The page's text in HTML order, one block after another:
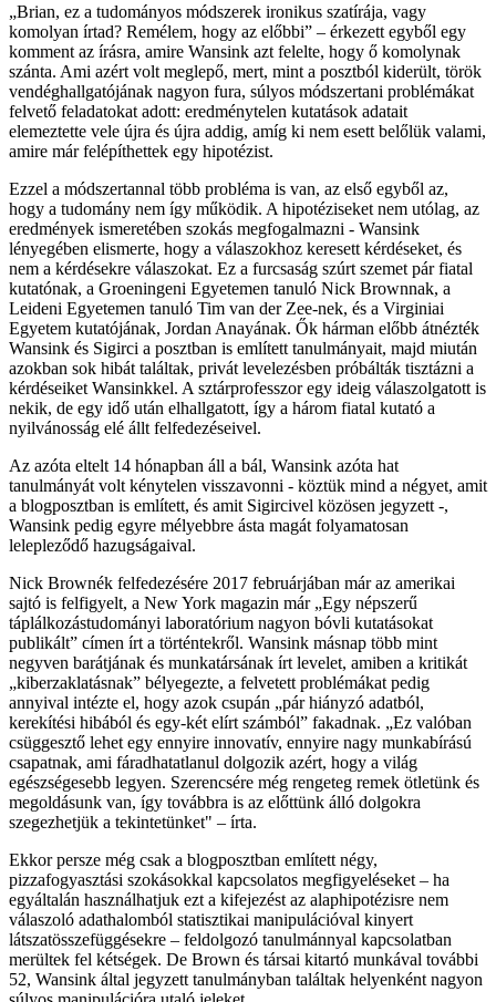
„Brian, ez a tudományos módszerek ironikus szatírája, vagy
komolyan írtad? Remélem, hogy az előbbi” – érkezett egyből egy
komment az írásra, amire Wansink azt felelte, hogy ő komolynak
szánta. Ami azért volt meglepő, mert, mint a posztból kiderült, török
vendéghallgatójának nagyon fura, súlyos módszertani problémákat
felvető feladatokat adott: eredménytelen kutatások adatait
elemeztette vele újra és újra addig, amíg ki nem esett belőlük valami,
amire már felépíthettek egy hipotézist.
Ezzel a módszertannal több probléma is van, az első egyből az,
hogy a tudomány nem így működik. A hipotéziseket nem utólag, az
eredmények ismeretében szokás megfogalmazni - Wansink
lényegében elismerte, hogy a válaszokhoz keresett kérdéseket, és
nem a kérdésekre válaszokat. Ez a furcsaság szúrt szemet pár fiatal
kutatónak, a Groeningeni Egyetemen tanuló Nick Brownnak, a
Leideni Egyetemen tanuló Tim van der Zee-nek, és a Virginiai
Egyetem kutatójának, Jordan Anayának. Ők hárman előbb átnézték
Wansink és Sigirci a posztban is említett tanulmányait, majd miután
azokban sok hibát találtak, privát levelezésben próbálták tisztázni a
kérdéseiket Wansinkkel. A sztárprofesszor egy ideig válaszolgatott is
nekik, de egy idő után elhallgatott, így a három fiatal kutató a
nyilvánosság elé állt felfedezéseivel.
Az azóta eltelt 14 hónapban áll a bál, Wansink azóta hat
tanulmányát volt kénytelen visszavonni - köztük mind a négyet, amit
a blogposztban is említett, és amit Sigircivel közösen jegyzett -,
Wansink pedig egyre mélyebbre ásta magát folyamatosan
lelepleződő hazugságaival.
Nick Brownék felfedezésére 2017 februárjában már az amerikai
sajtó is felfigyelt, a New York magazin már „Egy népszerű
táplálkozástudományi laboratórium nagyon bóvli kutatásokat
publikált” címen írt a történtekről. Wansink másnap több mint
negyven barátjának és munkatársának írt levelet, amiben a kritikát
„kiberzaklatásnak” bélyegezte, a felvetett problémákat pedig
annyival intézte el, hogy azok csupán „pár hiányzó adatból,
kerekítési hibából és egy-két elírt számból” fakadnak. „Ez valóban
csüggesztő lehet egy ennyire innovatív, ennyire nagy munkabírású
csapatnak, ami fáradhatatlanul dolgozik azért, hogy a világ
egészségesebb legyen. Szerencsére még rengeteg remek ötletünk és
megoldásunk van, így továbbra is az előttünk álló dolgokra
szegezhetjük a tekintetünket" – írta.
Ekkor persze még csak a blogposztban említett négy,
pizzafogyasztási szokásokkal kapcsolatos megfigyeléseket – ha
egyáltalán használhatjuk ezt a kifejezést az alaphipotézisre nem
válaszoló adathalomból statisztikai manipulációval kinyert
látszatösszefüggésekre – feldolgozó tanulmánnyal kapcsolatban
merültek fel kétségek. De Brown és társai kitartó munkával további
52, Wansink által jegyzett tanulmányban találtak helyenként nagyon